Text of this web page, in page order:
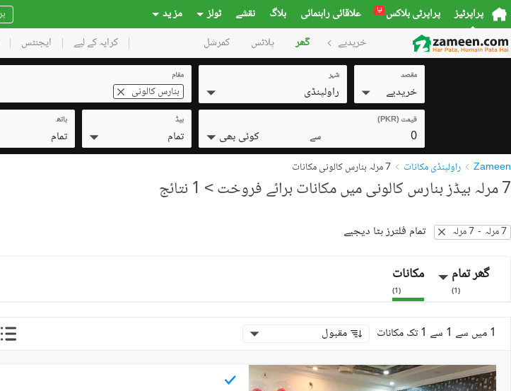
پراپرٹیز پراپرٹی بلاکس نیا علاقائی راہنمائی بلاگ نقشے ٹولز مز ید
خریدیے گھر پلاٹس کمرشل کرایہ کے لیے ایجنٹس
مقصد
خریدیے
شہر
راولپنڈی
مقام
بنارس کالونی
قیمت (PKR)
0 سے کوئی بھی
بیڈ
تمام
باتھ
تمام
Zameen راولپنڈی مکانات 7 مرلہ بنارس کالونی مکانات
7 مرلہ بیڈز بنارس کالونی میں مکانات برائے فروخت > 1 نتائج
7 مرلہ - 7 مرلہ تمام فلترز ہٹا دیجیے
گھر تمام
(
1
)
مکانات
(
1
)
1 میں سے 1 سے 1 تک مکانات مقبول